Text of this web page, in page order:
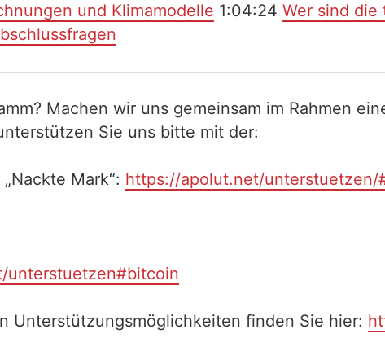
und Klimamodelle 1:04:24 Wer sind die
Machen wir uns gemeinsam im Rahmen
Sie uns bitte mit der:
Mark“: https://apolut.net/unterstuetzen/
unterstuetzen#bitcoin
Unterstützungsmöglichkeiten finden Sie hier: